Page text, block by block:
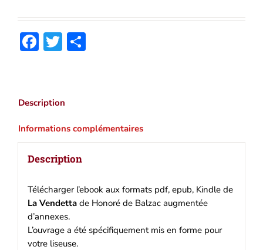
(Honoré
de
epub,
Kindle
Facebook
Twitter
Description
Informations complémentaires
Description
Télécharger l’ebook aux formats pdf, epub, Kindle de
La Vendettade Honoré de Balzac augmentée
d’annexes.
L’ouvrage a été spécifiquement mis en forme pour
votre liseuse.